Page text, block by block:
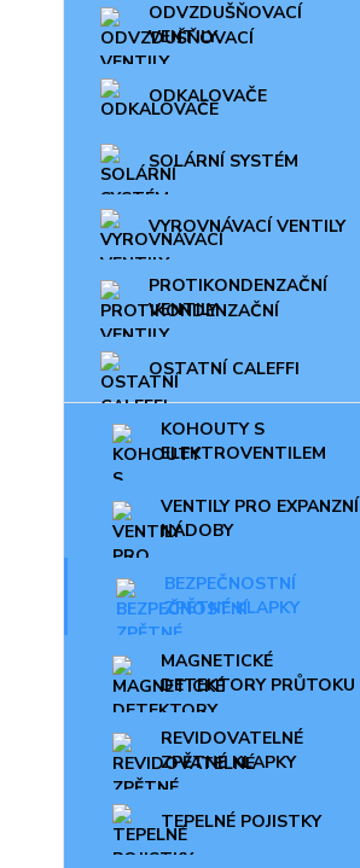
ODVZDUŠŇOVACÍ
VENTILY
ODKALOVAČE
SOLÁRNÍ SYSTÉM
VYROVNÁVACÍ VENTILY
PROTIKONDENZAČNÍ
VENTILY
OSTATNÍ CALEFFI
KOHOUTY S
ELEKTROVENTILEM
VENTILY PRO EXPANZNÍ
NÁDOBY
BEZPEČNOSTNÍ
ZPĚTNÉ KLAPKY
MAGNETICKÉ
DETEKTORY PRŮTOKU
REVIDOVATELNÉ
ZPĚTNÉ KLAPKY
TEPELNÉ POJISTKY